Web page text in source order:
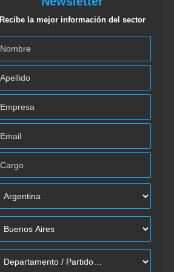
Recibe la mejor información del sector